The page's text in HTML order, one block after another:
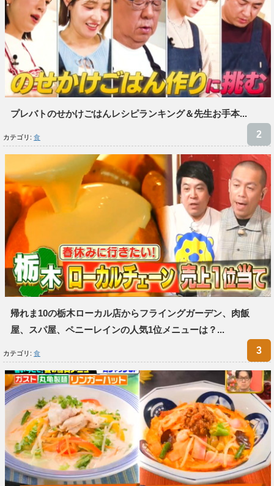
プレバトのせかけごはんレシピランキング＆先生お手本...
カテゴリ: 食
帰れま10の栃木ローカル店からフライングガーデン、肉飯
屋、スパ屋、ペニーレインの人気1位メニューは？...
カテゴリ: 食